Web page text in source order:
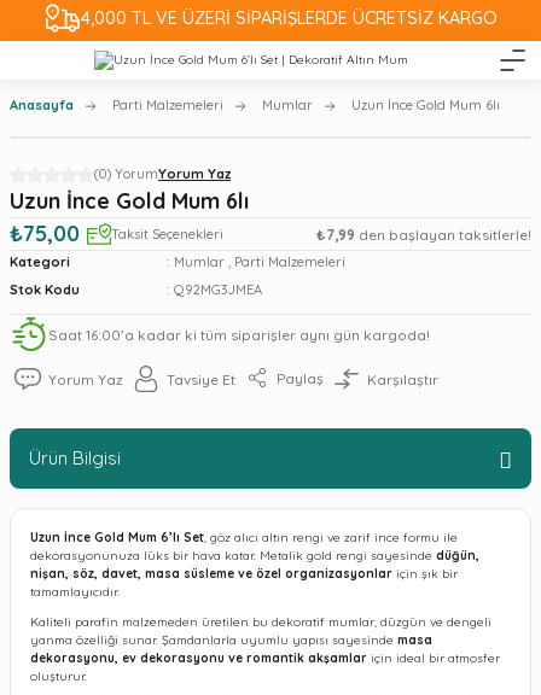
4,000 TL VE ÜZERİ SİPARİŞLERDE ÜCRETSİZ KARGO
Anasayfa Parti Malzemeleri Mumlar Uzun İnce Gold Mum 6lı
(0) YorumYorum Yaz
Uzun İnce Gold Mum 6lı
₺75,00
Taksit Seçenekleri ₺7,99 den başlayan taksitlerle!
Kategori Mumlar , Parti Malzemeleri
Stok Kodu
Q92MG3JMEA
Saat 16:00’a kadar ki tüm siparişler aynı gün kargoda!
Yorum Yaz Tavsiye Et Paylaş Karşılaştır
Ürün Bilgisi
Uzun İnce Gold Mum 6’lı Set, göz alıcı altın rengi ve zarif ince formu ile
dekorasyonunuza lüks bir hava katar. Metalik gold rengi sayesinde düğün,
nişan, söz, davet, masa süsleme ve özel organizasyonlar için şık bir
tamamlayıcıdır.
Kaliteli parafin malzemeden üretilen bu dekoratif mumlar, düzgün ve dengeli
yanma özelliği sunar. Şamdanlarla uyumlu yapısı sayesinde masa
dekorasyonu, ev dekorasyonu ve romantik akşamlar için ideal bir atmosfer
oluşturur.